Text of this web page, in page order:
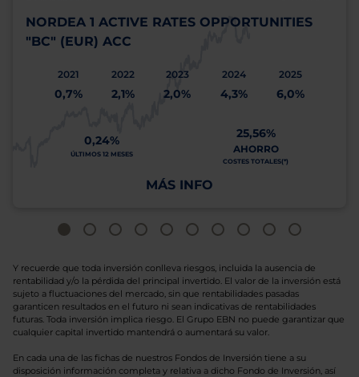
NORDEA 1 ACTIVE RATES OPPORTUNITIES
"BC" (EUR) ACC
2021
0,7%
2022
2,1%
2023
2,0%
2024
4,3%
2025
6,0%
0,24%
ÚLTIMOS 12 MESES
25,56%
AHORRO
COSTES TOTALES(*)
MÁS INFO
Y recuerde que toda inversión conlleva riesgos, incluida la ausencia de
rentabilidad y/o la pérdida del principal invertido. El valor de la inversión está
sujeto a fluctuaciones del mercado, sin que rentabilidades pasadas
garanticen resultados en el futuro ni sean indicativas de rentabilidades
futuras. Toda inversión implica riesgo. El Grupo EBN no puede garantizar que
cualquier capital invertido mantendrá o aumentará su valor.
En cada una de las fichas de nuestros Fondos de Inversión tiene a su
disposición información completa y relativa a dicho Fondo de Inversión, así